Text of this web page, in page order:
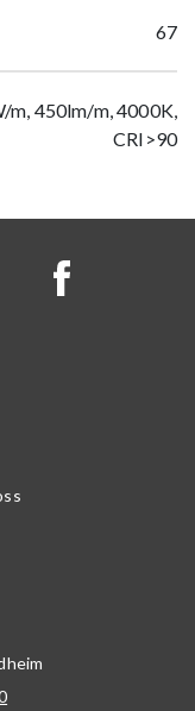
67
m, 450lm/m, 4000K,
CRI>90